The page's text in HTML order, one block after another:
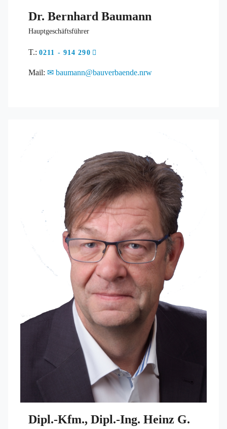
Dr. Bernhard Baumann
Hauptgeschäftsführer
T.: 0211 - 914 290
Mail: baumann@bauverbaende.nrw
Dipl.-Kfm., Dipl.-Ing. Heinz G.